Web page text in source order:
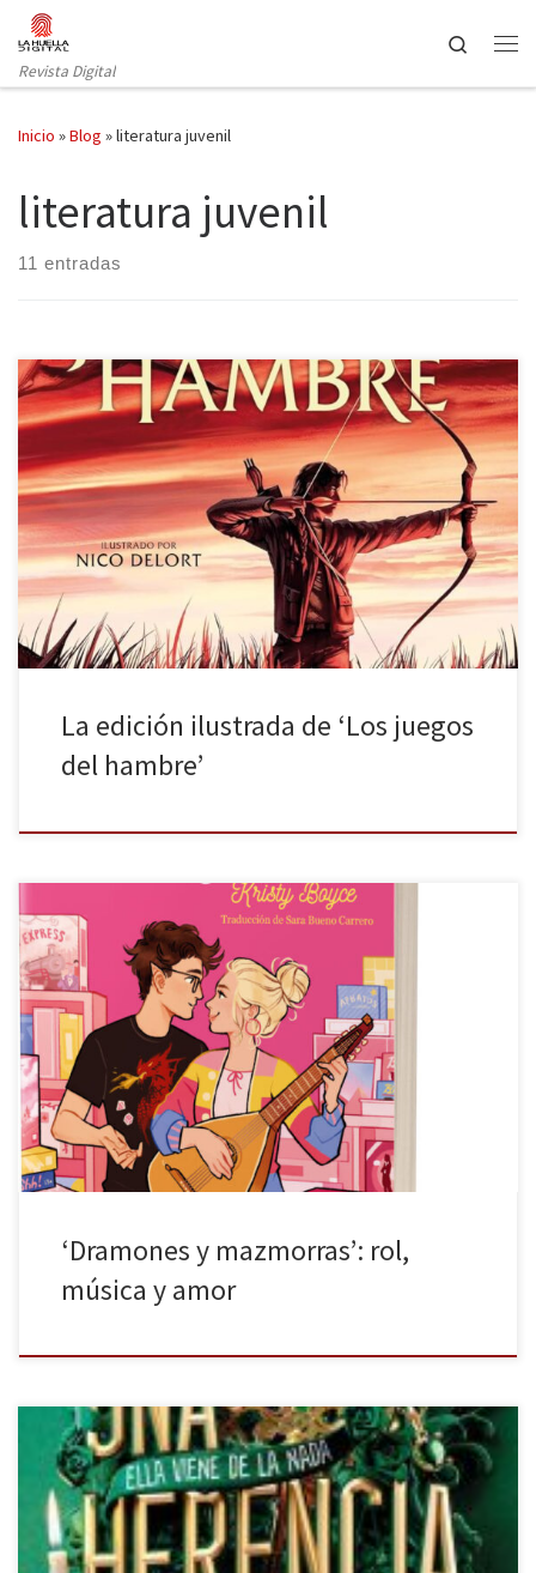
Saltar al contenido
Revista Digital
Search
Inicio »Blog »literatura juvenil
literatura juvenil
11 entradas
Los juegos del hambre, de Suzanne Collins,regresa con una
edición ilustrada por Nico Delort. Por su puesto, publicada por
Molino. Las distopías tienden a mostrar futuros negativos causados
por la codicia, la avidez y el supremacismo humano. Esta obra
plasma el espectáculo más esperpéntico llevado a cabo por un
gobierno […]
La edición ilustrada de ‘Los juegos
del hambre’
Dramones y mazmorras de Kristy Boyce es una de las últimas
novedades de Fandom Books. Las pasiones, los pasatiempos, los
sueños que tratas de cumplir suelen ser esas cosas que alimentan
tu alma, enriquecen tú día a día o anhelas poder dedicarle
tiempo. En ocasiones, estos entretenimientos, proyectos vitales
han […]
‘Dramones y mazmorras’: rol,
música y amor
Molino publica Una herencia en juego de Jennifer Lynn Barnes. El
mundo es un lugar sesgado por las clases sociales. Podemos
encontrar familias como las de Shameless o personas tan ricas